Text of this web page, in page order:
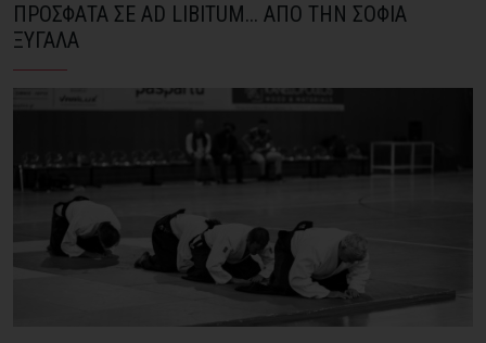
ΠΡΟΣΦΑΤΑ ΣΕ AD LIBITUM... ΑΠΟ ΤΗΝ ΣΟΦΙΑ
ΞΥΓΑΛΑ